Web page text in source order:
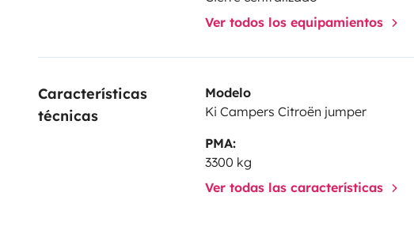
Ver todos los equipamientos
Características
técnicas
Modelo
Ki Campers Citroën jumper
PMA:
3300 kg
Ver todas las características